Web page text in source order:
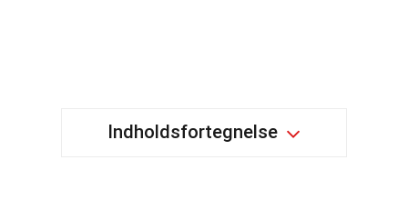
Indholdsfortegnelse